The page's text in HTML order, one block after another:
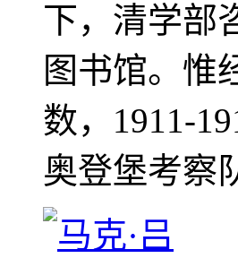
下，清学部
图书馆。惟
数，1911-
奥登堡考察